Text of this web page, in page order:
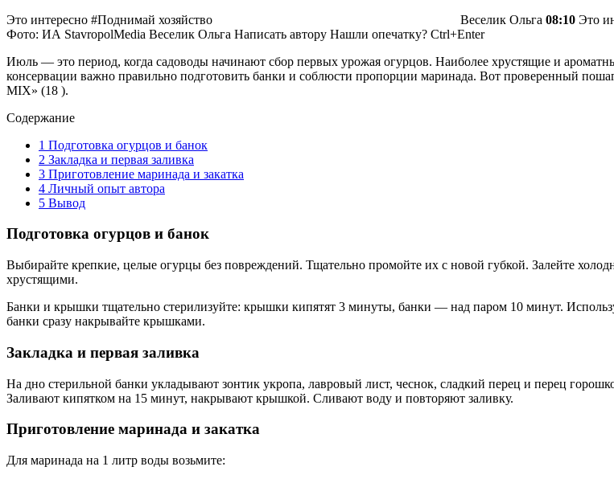
Это интересно #Поднимай хозяйство Веселик Ольга 08:10 Это
Фото: ИА StavropolMedia Веселик Ольга Написать автору Нашли опечатку? Ctrl+Enter
Июль — это период, когда садоводы начинают сбор первых урожая огурцов. Наиболее хрустящие и
консервации важно правильно подготовить банки и соблюсти пропорции маринада. Вот проверенный
MIX» (18 ).
Содержание
1 Подготовка огурцов и банок
2 Закладка и первая заливка
3 Приготовление маринада и закатка
4 Личный опыт автора
5 Вывод
Подготовка огурцов и банок
Выбирайте крепкие, целые огурцы без повреждений. Тщательно промойте их с новой губкой. Залейте
хрустящими.
Банки и крышки тщательно стерилизуйте: крышки кипятят 3 минуты, банки — над паром 10 минут.
банки сразу накрывайте крышками.
Закладка и первая заливка
На дно стерильной банки укладывают зонтик укропа, лавровый лист, чеснок, сладкий перец и перец
Заливают кипятком на 15 минут, накрывают крышкой. Сливают воду и повторяют заливку.
Приготовление маринада и закатка
Для маринада на 1 литр воды возьмите: